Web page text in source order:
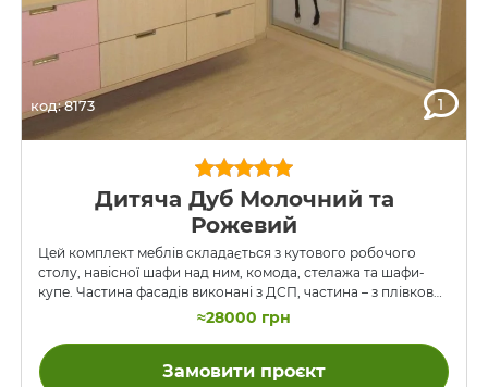
код: 8173 1
Дитяча Дуб Молочний та
Рожевий
Цей комплект меблів складається з кутового робочого
столу, навісної шафи над ним, комода, стелажа та шафи-
купе. Частина фасадів виконані з ДСП, частина – з плівкової
МДФ рожевого кольору. Двері шафи-купе мають
наповнення зі скла з фотодруком. Фотодрук виконаний на
спеціальній плівці, яка також виконує роль бронюючої, для
безпеки. Комод прикріплений до стіни на невеликій висоті,
≈28000 грн
Замовити проєкт